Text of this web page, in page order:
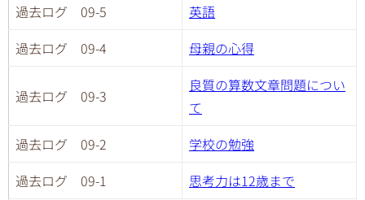
過去ログ 09-5
英語
過去ログ 09-4
母親の心得
過去ログ 09-3
良質の算数文章問題につい
て
過去ログ 09-2
学校の勉強
過去ログ 09-1
思考力は12歳まで